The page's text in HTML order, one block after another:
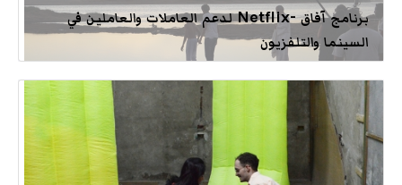
برنامج آفاق -Netflix لدعم العاملات والعاملين في
السينما والتلفزيون